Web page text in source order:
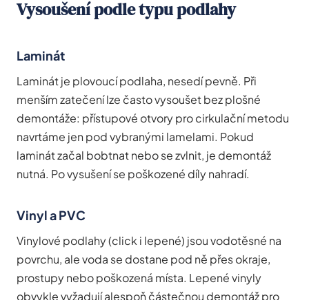
Vysoušení podle typu podlahy
Laminát
Laminát je plovoucí podlaha, nesedí pevně. Při
menším zatečení lze často vysoušet bez plošné
demontáže: přístupové otvory pro cirkulační metodu
navrtáme jen pod vybranými lamelami. Pokud
laminát začal bobtnat nebo se zvlnit, je demontáž
nutná. Po vysušení se poškozené díly nahradí.
Vinyl a PVC
Vinylové podlahy (click i lepené) jsou vodotěsné na
povrchu, ale voda se dostane pod ně přes okraje,
prostupy nebo poškozená místa. Lepené vinyly
obvykle vyžadují alespoň částečnou demontáž pro